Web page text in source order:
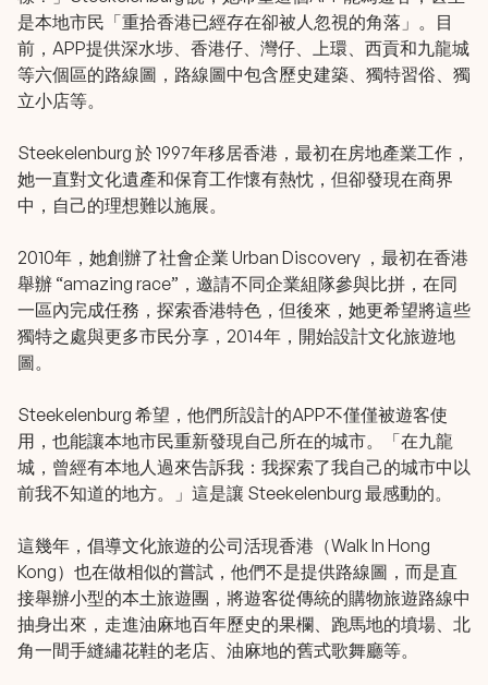
是本地市民「重拾香港已經存在卻被人忽視的角落」。目
前，APP提供深水埗、香港仔、灣仔、上環、西貢和九龍城
等六個區的路線圖，路線圖中包含歷史建築、獨特習俗、獨
立小店等。
Steekelenburg 於 1997年移居香港，最初在房地產業工作，
她一直對文化遺產和保育工作懷有熱忱，但卻發現在商界
中，自己的理想難以施展。
2010年，她創辦了社會企業 Urban Discovery ，最初在香港
舉辦 “amazing race”，邀請不同企業組隊參與比拼，在同
一區內完成任務，探索香港特色，但後來，她更希望將這些
獨特之處與更多市民分享，2014年，開始設計文化旅遊地
圖。
Steekelenburg 希望，他們所設計的APP不僅僅被遊客使
用，也能讓本地市民重新發現自己所在的城市。「在九龍
城，曾經有本地人過來告訴我：我探索了我自己的城市中以
前我不知道的地方。」這是讓 Steekelenburg 最感動的。
這幾年，倡導文化旅遊的公司活現香港（Walk In Hong
Kong）也在做相似的嘗試，他們不是提供路線圖，而是直
接舉辦小型的本土旅遊團，將遊客從傳統的購物旅遊路線中
抽身出來，走進油麻地百年歷史的果欄、跑馬地的墳場、北
角一間手縫繡花鞋的老店、油麻地的舊式歌舞廳等。